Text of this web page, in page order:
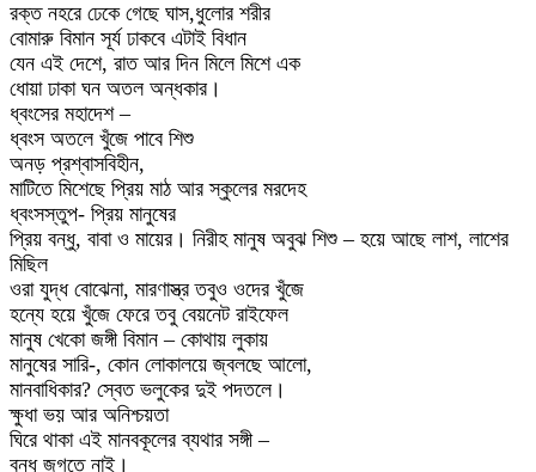
রক্ত নহরে ঢেকে গেছে ঘাস,ধুলোর শরীর
বোমারু বিমান সূর্য ঢাকবে এটাই বিধান
যেন এই দেশে, রাত আর দিন মিলে মিশে এক
ধোয়া ঢাকা ঘন অতল অন্ধকার।
ধ্বংসের মহাদেশ –
ধ্বংস অতলে খুঁজে পাবে শিশু
অনড় প্রশ্বাসবিহীন,
মাটিতে মিশেছে প্রিয় মাঠ আর স্কুলের মরদেহ
ধ্বংসস্তুপ- প্রিয় মানুষের
প্রিয় বন্ধু, বাবা ও মায়ের। নিরীহ মানুষ অবুঝ শিশু – হয়ে আছে লাশ, লাশের
মিছিল
ওরা যুদ্ধ বোঝেনা, মারণাস্ত্র তবুও ওদের খুঁজে
হন্যে হয়ে খুঁজে ফেরে তবু বেয়নেট রাইফেল
মানুষ খেকো জঙ্গী বিমান – কোথায় লুকায়
মানুষের সারি-, কোন লোকালয়ে জ্বলছে আলো,
মানবাধিকার? স্বেত ভলুকের দুই পদতলে।
ক্ষুধা ভয় আর অনিশ্চয়তা
ঘিরে থাকা এই মানবকূলের ব্যথার সঙ্গী –
বন্ধু জগতে নাই।